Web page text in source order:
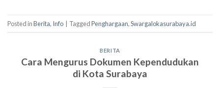
Posted inBerita, Info | TaggedPenghargaan,Swargalokasurabaya.id
BERITA
Cara Mengurus Dokumen Kependudukan
di Kota Surabaya